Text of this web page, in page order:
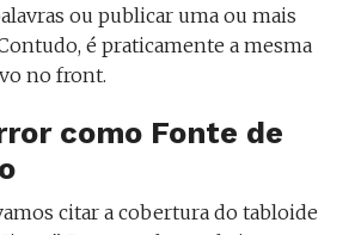
ou publicar uma ou mais
é praticamente a mesma
no front.
como Fonte de
citar a cobertura do tabloide